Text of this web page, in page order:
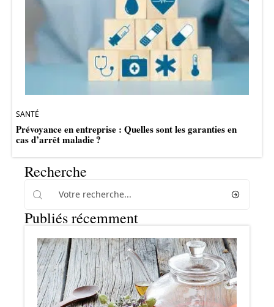
SANTÉ
Prévoyance en entreprise : Quelles sont les garanties en
cas d’arrêt maladie ?
Recherche
Publiés récemment